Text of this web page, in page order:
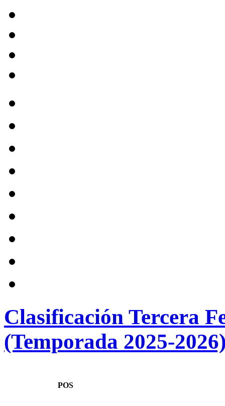
Clasificación Tercera
(Temporada 2025-
POS